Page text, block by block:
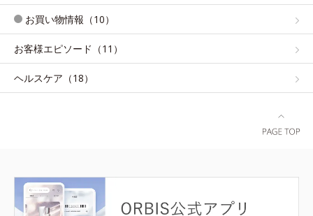
お買い物情報（10）
お客様エピソード（11）
ヘルスケア（18）